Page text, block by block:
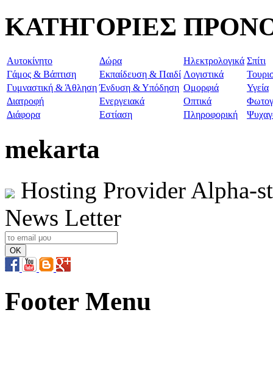
ΚΑΤΗΓΟΡΙΕΣ
Aυτοκίνητο Δώρα Ηλεκτρολογικά Σπίτι
Γάμος & Βάπτιση
Εκπαίδευση & Παιδί Λογιστικά
Γυμναστική & Άθληση Ένδυση & Υπόδηση Ομορφιά
Υγεία
Διατροφή
Ενεργειακά Οπτικά
Διάφορα
Εστίαση Πληροφορική
mekarta
Hosting Provider Alpha-
News Letter
Footer Menu